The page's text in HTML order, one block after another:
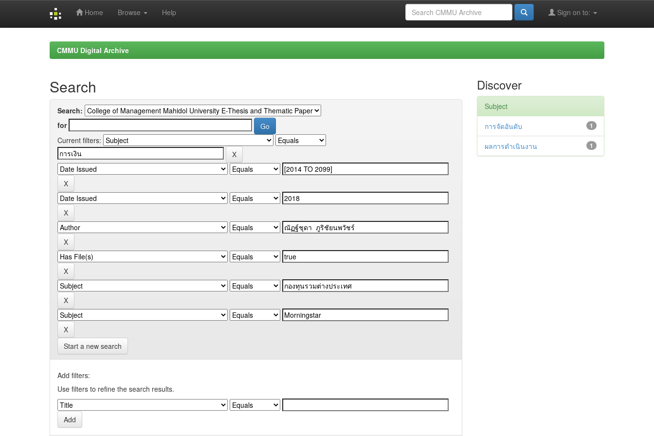
Home Browse Help Sign on to:
CMMU Digital Archive
Search
Search:
for
Current filters:
Start a new search
Add filters:
Use filters to refine the search results.
Discover
Subject
1
การจัดอันดับ
1
ผลการดำเนินงาน